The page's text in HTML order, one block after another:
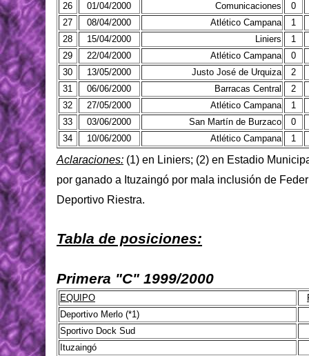
26
01/04/2000 Comunicaciones
0
27
08/04/2000 Atlético Campana
1
28
15/04/2000 Liniers
1
29
22/04/2000 Atlético Campana
0
30
13/05/2000 Justo José de Urquiza
2
31
06/06/2000 Barracas Central
2
32
27/05/2000 Atlético Campana
1
33
03/06/2000 San Martín de Burzaco
0
34
10/06/2000 Atlético Campana 1
Aclaraciones: (1) en Liniers; (2) en Estadio
por ganado a Ituzaingó por mala inclusión de
Deportivo Riestra.
Tabla de posiciones:
Primera "C" 1999/2000
EQUIPO
Deportivo Merlo (*1)
Sportivo Dock Sud
Ituzaingó